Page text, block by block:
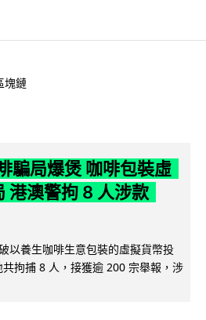
塊鏈
騙局爆煲 咖啡包裝虛
港澳警拘 8 人涉款
以養生咖啡生意包裝的虛擬貨幣投
拘捕 8 人，接獲逾 200 宗舉報，涉